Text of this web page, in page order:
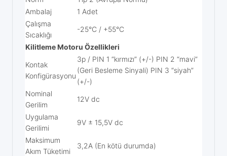
Ambalaj
1 Adet
Çalışma
Sıcaklığı
-25°C / +55°C
Kilitleme Motoru Özellikleri
Kontak
Konfigürasyonu
3p / PIN 1 “kırmızı” (+/-) PIN 2 “mavi”
(Geri Besleme Sinyali) PIN 3 “siyah”
(+/-)
Nominal
Gerilim
12V dc
Uygulama
Gerilimi
9V ± 15,5V dc
Maksimum
Akım Tüketimi
3,2A (En kötü durumda)